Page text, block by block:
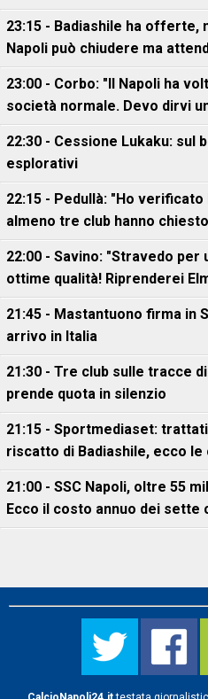
23:15 - Badiashile ha offerte,
Napoli può chiudere ma
23:00 - Corbo: "Il Napoli ha
società normale. Devo dirvi
22:30 - Cessione Lukaku: sul
esplorativi
22:15 - Pedullà: "Ho
almeno tre club hanno
22:00 - Savino: "Stravedo
ottime qualità! Riprenderei
21:45 - Mastantuono firma in
arrivo in Italia
21:30 - Tre club sulle tracce
prende quota in silenzio
21:15 - Sportmediaset:
riscatto di Badiashile, ecco
21:00 - SSC Napoli, oltre 55
Ecco il costo annuo dei sette